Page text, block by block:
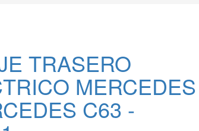
TRASERO
MERCEDES
C63 -